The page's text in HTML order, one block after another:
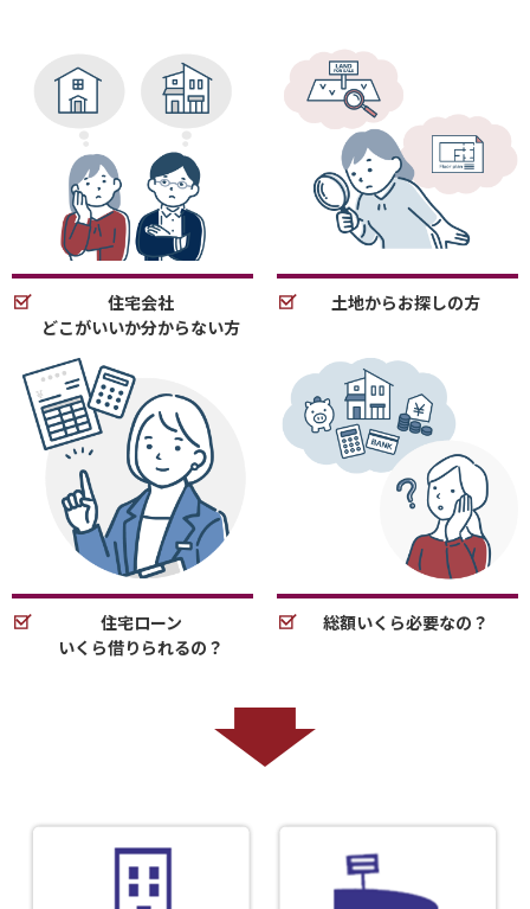
住宅会社
どこがいいか分からない方
土地からお探しの方
住宅ローン
いくら借りられるの？
総額いくら必要なの？